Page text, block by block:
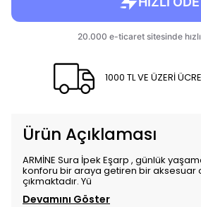
1000 TL VE ÜZERİ
Ürün Açıklaması
ARMİNE Sura İpek Eşarp , günlük
konforu bir araya getiren bir aksesuar
çıkmaktadır. Yü
Devamını Göster